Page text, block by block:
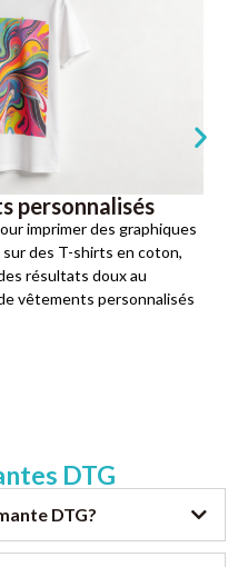
personnalisés
imprimer des graphiques
des T-shirts en coton,
résultats doux au
vêtements personnalisés
DTG
DTG?